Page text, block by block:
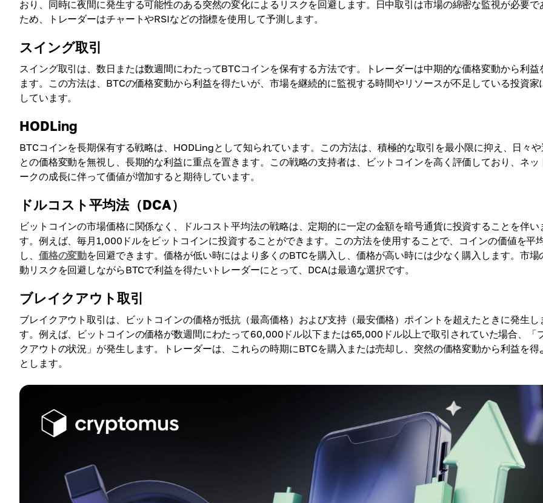
おり、同時に夜間に発生する可能性のある突然の変化によるリスクを回避します。日中取引は市場の綿密な監視が必要で
ため、トレーダーはチャートやRSIなどの指標を使用して予測します。
スイング取引
スイング取引は、数日または数週間にわたってBTCコインを保有する方法です。トレーダーは中期的な価格変動から利益
ます。この方法は、BTCの価格変動から利益を得たいが、市場を継続的に監視する時間やリソースが不足している投資家
しています。
HODLing
BTCコインを長期保有する戦略は、HODLingとして知られています。この方法は、積極的な取引を最小限に抑え、日々
との価格変動を無視し、長期的な利益に重点を置きます。この戦略の支持者は、ビットコインを高く評価しており、ネッ
ークの成長に伴って価値が増加すると期待しています。
ドルコスト平均法（DCA）
ビットコインの市場価格に関係なく、ドルコスト平均法の戦略は、定期的に一定の金額を暗号通貨に投資することを伴い
す。例えば、毎月1,000ドルをビットコインに投資することができます。この方法を使用することで、コインの価値を平
し、 価格の変動を回避できます。価格が低い時にはより多くのBTCを購入し、価格が高い時には少なく購入します。市場
動リスクを回避しながらBTCで利益を得たいトレーダーにとって、DCAは最適な選択です。
ブレイクアウト取引
ブレイクアウト取引は、ビットコインの価格が抵抗（最高価格）および支持（最安価格）ポイントを超えたときに発生し
す。例えば、ビットコインの価格が数週間にわたって60,000ドル以下または65,000ドル以上で取引されていた場合、「
クアウトの状況」が発生します。トレーダーは、これらの時期にBTCを購入または売却し、突然の価格変動から利益を得
とします。